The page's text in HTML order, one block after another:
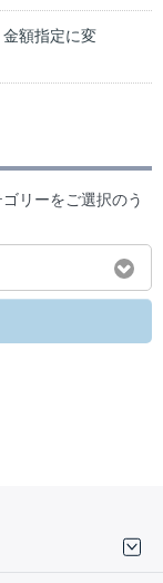
金額指定に変
リーをご選択のう